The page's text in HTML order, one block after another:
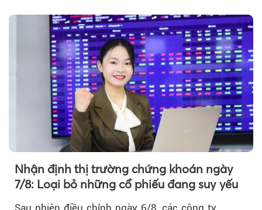
Theo
Nhận định thị trường chứng khoán ngày
7/8: Loại bỏ những cổ phiếu đang suy yếu
Sau phiên điều chỉnh ngày 6/8, các công ty